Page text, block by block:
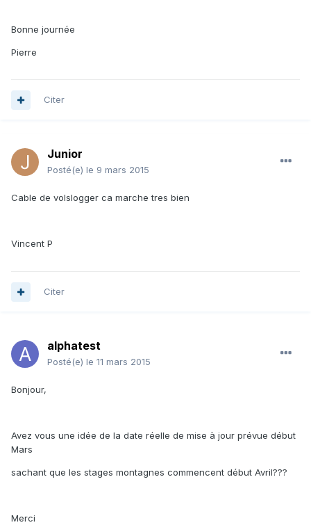
Bonne journée
Pierre
Citer
Junior
Posté(e) le 9 mars 2015
Cable de volslogger ca marche tres bien
Vincent P
Citer
alphatest
Posté(e) le 11 mars 2015
Bonjour,
Avez vous une idée de la date réelle de mise à jour prévue début
Mars
sachant que les stages montagnes commencent début Avril???
Merci